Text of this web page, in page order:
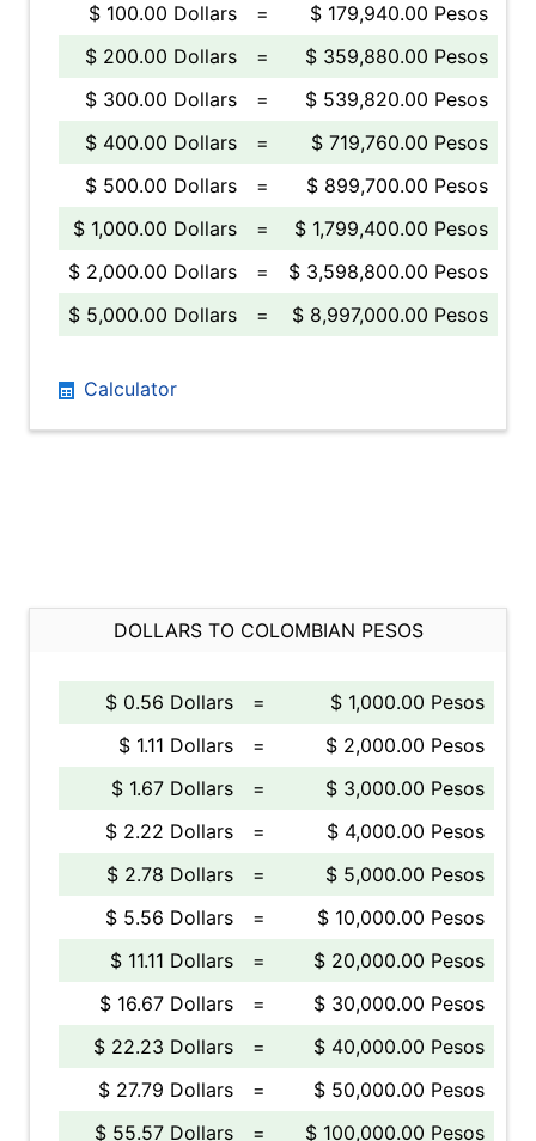
$ 100.00 Dollars
=
$ 179,940.00 Pesos
$ 200.00 Dollars
=
$ 359,880.00 Pesos
$ 300.00 Dollars
=
$ 539,820.00 Pesos
$ 400.00 Dollars
=
$ 719,760.00 Pesos
$ 500.00 Dollars
=
$ 899,700.00 Pesos
$ 1,000.00 Dollars
=
$ 1,799,400.00 Pesos
$ 2,000.00 Dollars
=
$ 3,598,800.00 Pesos
$ 5,000.00 Dollars
= $ 8,997,000.00 Pesos
Calculator
DOLLARS TO COLOMBIAN PESOS
$ 0.56 Dollars =
$ 1,000.00 Pesos
$ 1.11 Dollars
=
$ 2,000.00 Pesos
$ 1.67 Dollars
=
$ 3,000.00 Pesos
$ 2.22 Dollars
=
$ 4,000.00 Pesos
$ 2.78 Dollars
=
$ 5,000.00 Pesos
$ 5.56 Dollars
=
$ 10,000.00 Pesos
$ 11.11 Dollars
=
$ 20,000.00 Pesos
$ 16.67 Dollars
=
$ 30,000.00 Pesos
$ 22.23 Dollars
=
$ 40,000.00 Pesos
$ 27.79 Dollars
=
$ 50,000.00 Pesos
$ 55.57 Dollars
= $ 100,000.00 Pesos